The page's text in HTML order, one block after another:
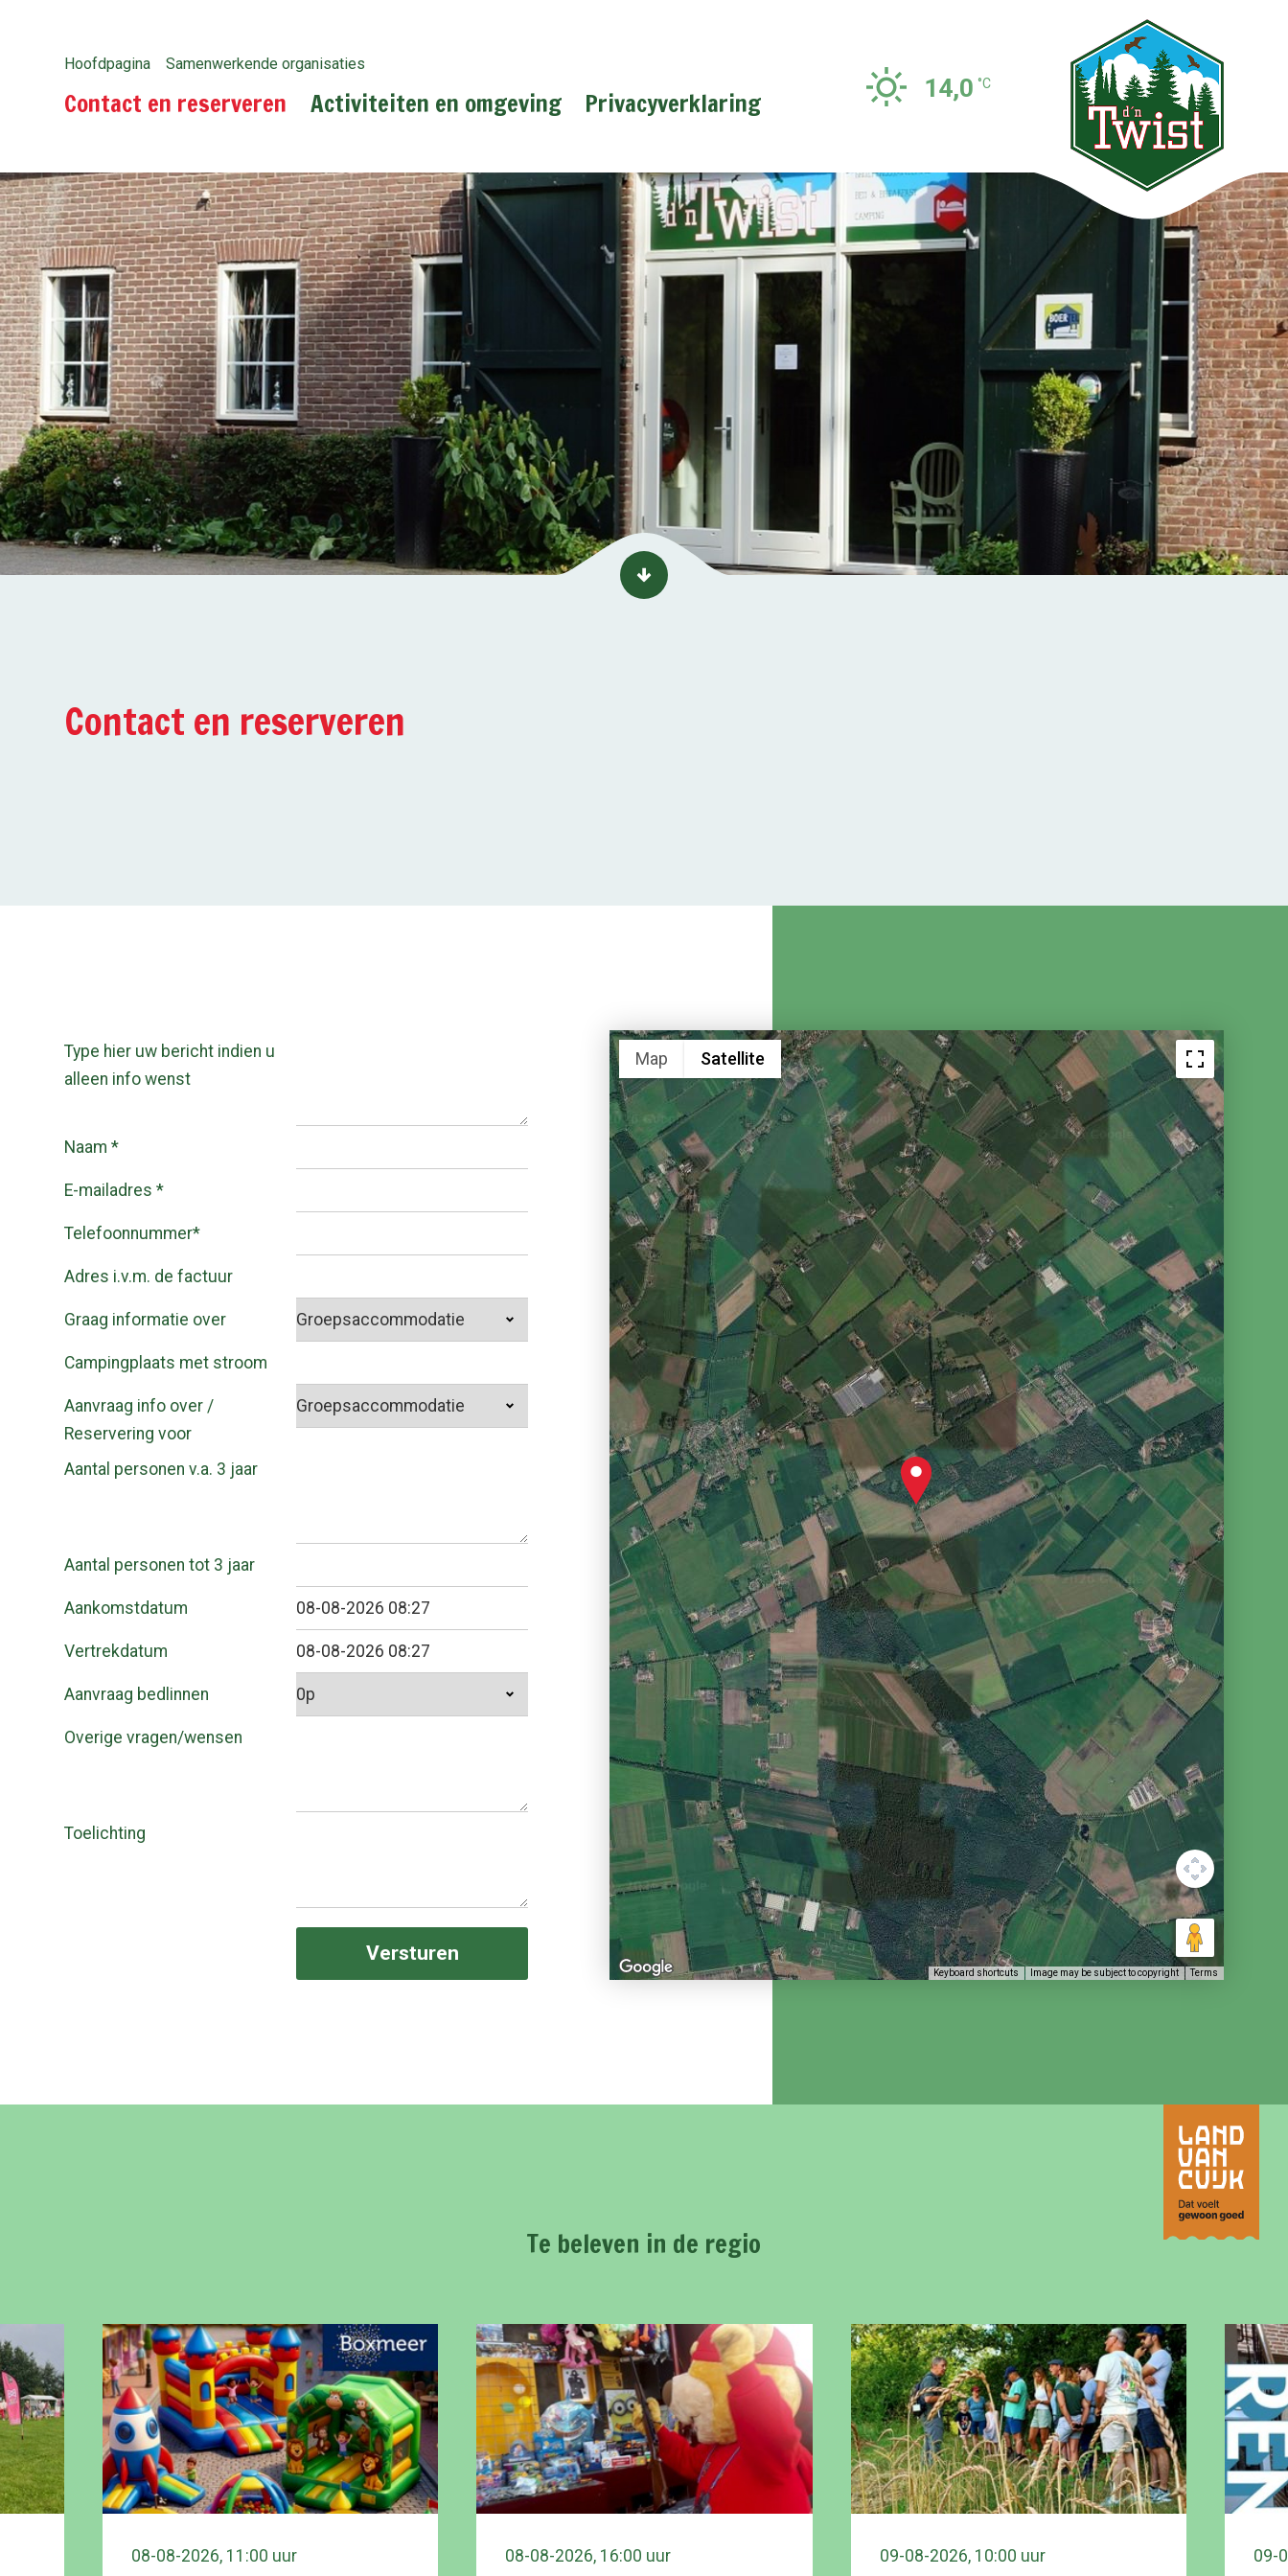
Contact en reserveren Activiteiten en omgeving Privacyverklaring
Hoofdpagina Samenwerkende organisaties
14,0 °C
Contact en reserveren
Map Satellite
Keyboard shortcuts Image may be subject to copyright Terms
Type hier uw bericht indien u
alleen info wenst
Naam *
E-mailadres *
Telefoonnummer*
Adres i.v.m. de factuur
Graag informatie over
Campingplaats met stroom
Aanvraag info over /
Reservering voor
Aantal personen v.a. 3 jaar
Aantal personen tot 3 jaar
Aankomstdatum
Vertrekdatum
Aanvraag bedlinnen
Overige vragen/wensen
Toelichting
Te beleven in de regio
08-08-2026, 11:00 uur
08-08-2026, 16:00 uur
09-08-2026, 10:00 uur
09-